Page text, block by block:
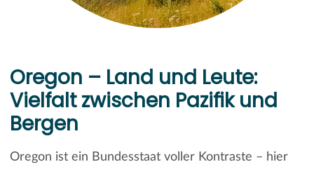
Oregon – Land und Leute:
Vielfalt zwischen Pazifik und
Bergen
Oregon ist ein Bundesstaat voller Kontraste – hier